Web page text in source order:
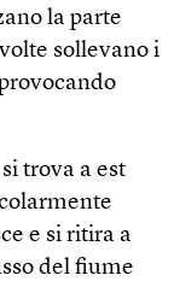
la parte
sollevano i
trova a est
e si ritira a
del fiume